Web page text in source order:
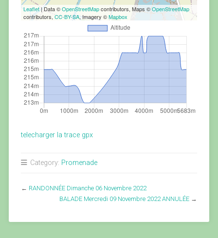
Leaflet| Data ©OpenStreetMapcontributors, Maps ©OpenStreetMap
contributors, CC-BY-SA, Imagery ©Mapbox
telecharger la trace gpx
Category: Promenade
← RANDONNÉE Dimanche 06 Novembre 2022
BALADE Mercredi 09 Novembre 2022 ANNULÉE →